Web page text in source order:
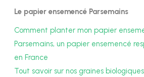
Le papier ensemencé Parsemains
Comment planter mon papier
Parsemains, un papier ensemencé
en France
Tout savoir sur nos graines biologiques